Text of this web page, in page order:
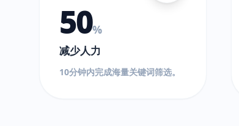
50%
减少人力
10分钟内完成海量关键词筛选。